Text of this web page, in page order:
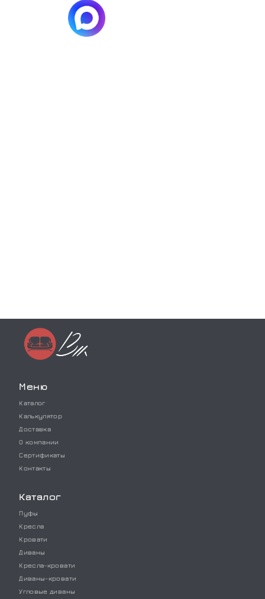
Меню
Каталог
Калькулятор
Доставка
О компании
Сертификаты
Контакты
Каталог
Пуфы
Кресла
Кровати
Диваны
Кресла-кровати
Диваны-кровати
Угловые диваны